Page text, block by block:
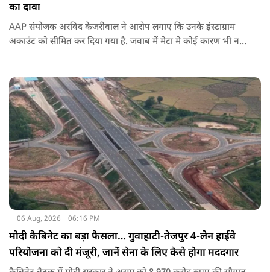
का दावा
AAP संयोजक अरविद केजरीवाल ने आरोप लगाए कि उनके इंस्टाग्राम
अकाउंट को सीमित कर दिया गया है. जवाब में मेटा मे कोई कारण भी नहीं
06 Aug, 2026 06:16 PM
मोदी कैबिनेट का बड़ा फैसला… गुवाहाटी-तेजपुर 4-लेन हाईवे
परियोजना को दी मंजूरी, जानें सेना के लिए कैसे होगा मददगार